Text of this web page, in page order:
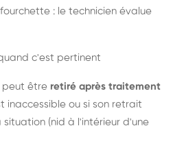
: le technicien évalue
c'est pertinent
peut être retiré après traitement
inaccessible ou si son retrait
(nid à l'intérieur d'une